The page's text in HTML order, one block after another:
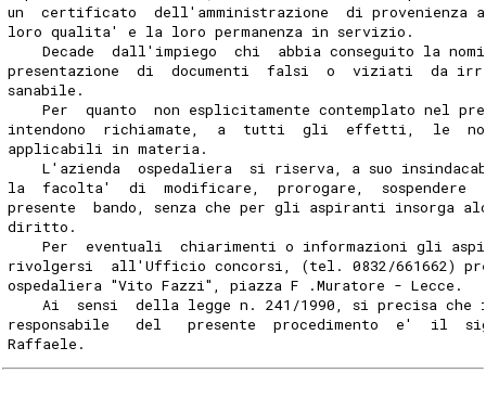
un  certificato  dell'amministrazione  di provenienza
loro qualita' e la loro permanenza in servizio.
Decade  dall'impiego  chi  abbia conseguito la
presentazione  di  documenti  falsi  o  viziati  da
sanabile.
Per  quanto  non esplicitamente contemplato nel
intendono  richiamate,  a  tutti  gli  effetti,  le
applicabili in materia.
L'azienda  ospedaliera  si riserva, a suo
la  facolta'  di  modificare,  prorogare,  sospendere
presente  bando, senza che per gli aspiranti insorga
diritto.
Per  eventuali  chiarimenti o informazioni gli
rivolgersi  all'Ufficio concorsi, (tel. 0832/661662)
ospedaliera "Vito Fazzi", piazza F .Muratore - Lecce.
Ai  sensi  della legge n. 241/1990, si precisa che
responsabile   del   presente  procedimento  e'  il
Raffaele.